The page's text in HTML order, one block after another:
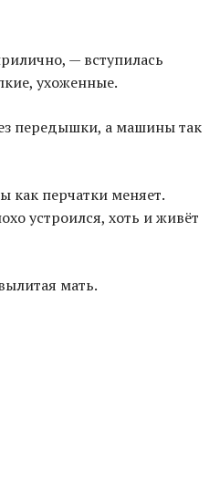
— вступилась
ухоженные.
передышки, а машины так
как перчатки меняет.
устроился, хоть и живёт
мать.